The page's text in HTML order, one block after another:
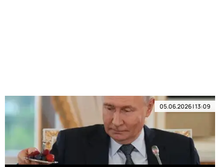
05.06.2026 | 13:09